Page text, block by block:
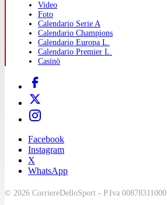
Video
Foto
Calendario Serie A
Calendario Champions
Calendario Europa L.
Calendario Premier L.
Casinò
Facebook
Instagram
X
WhatsApp
© 2026 CorriereDelloSport - P.Iva 00878311000